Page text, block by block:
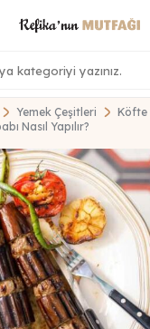
Yemek Çeşitleri
Köfte
Nasıl Yapılır?